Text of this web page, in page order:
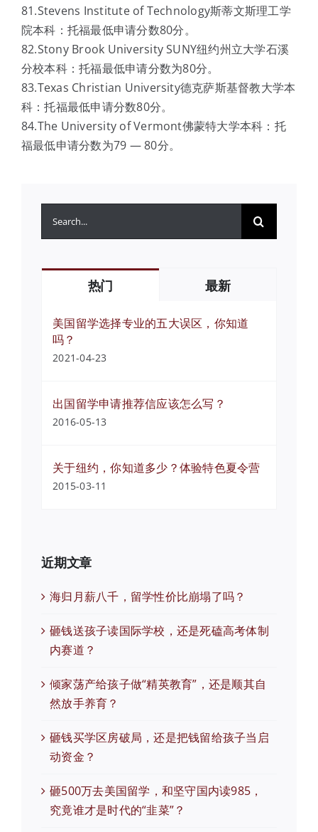
81.Stevens Institute of Technology斯蒂文斯理工学
院本科：托福最低申请分数80分。
82.Stony Brook University SUNY纽约州立大学石溪
分校本科：托福最低申请分数为80分。
83.Texas Christian University德克萨斯基督教大学本
科：托福最低申请分数80分。
84.The University of Vermont佛蒙特大学本科：托
福最低申请分数为79 — 80分。
热门 最新
美国留学选择专业的五大误区，你知道
吗？
2021-04-23
出国留学申请推荐信应该怎么写？
2016-05-13
关于纽约，你知道多少？体验特色夏令营
2015-03-11
近期文章
海归月薪八千，留学性价比崩塌了吗？
砸钱送孩子读国际学校，还是死磕高考体制
内赛道？
倾家荡产给孩子做“精英教育”，还是顺其自
然放手养育？
砸钱买学区房破局，还是把钱留给孩子当启
动资金？
砸500万去美国留学，和坚守国内读985，
究竟谁才是时代的“韭菜”？